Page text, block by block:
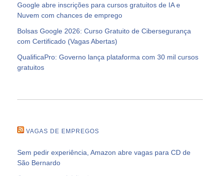
Google abre inscrições para cursos gratuitos de IA e
Nuvem com chances de emprego
Bolsas Google 2026: Curso Gratuito de Cibersegurança
com Certificado (Vagas Abertas)
QualificaPro: Governo lança plataforma com 30 mil cursos
gratuitos
VAGAS DE EMPREGOS
Sem pedir experiência, Amazon abre vagas para CD de
São Bernardo